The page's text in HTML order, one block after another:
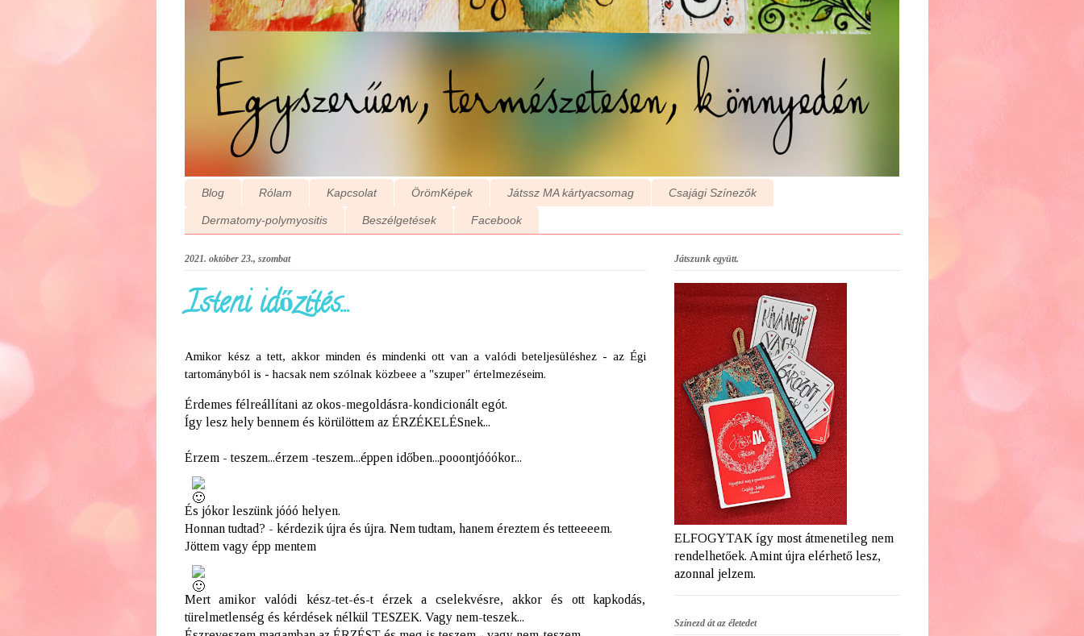
Blog Rólam Kapcsolat ÖrömKépek Játssz MA kártyacsomag Csajági Színezők
Dermatomy-polymyositis Beszélgetések Facebook
2021. október 23., szombat
Isteni időzítés...
Amikor kész a tett, akkor minden és mindenki ott van a valódi beteljesüléshez - az Égi
tartományból is - hacsak nem szólnak közbeee a "szuper" értelmezéseim.
Érdemes félreállítani az okos-megoldásra-kondicionált egót.
Így lesz hely bennem és körülöttem az ÉRZÉKELÉSnek...
Érzem - teszem...érzem -teszem...éppen időben...pooontjóóókor...
És jókor leszünk jóóó helyen.
Honnan tudtad? - kérdezik újra és újra. Nem tudtam, hanem éreztem és tetteeeem.
Jöttem vagy épp mentem
Mert amikor valódi kész-tet-és-t érzek a cselekvésre, akkor és ott kapkodás,
türelmetlenség és kérdések nélkül TESZEK. Vagy nem-teszek...
Játszunk együtt.
ELFOGYTAK így most átmenetileg nem
rendelhetőek. Amint újra elérhető lesz,
azonnal jelzem.
Színezd át az életedet